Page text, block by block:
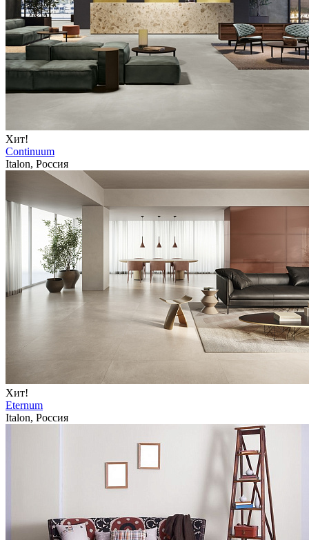
Хит!
Continuum
Italon, Россия
Хит!
Eternum
Italon, Россия